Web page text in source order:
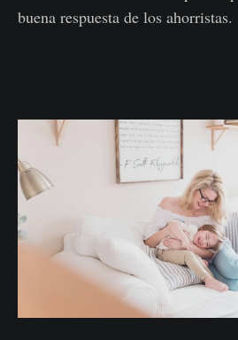
buena respuesta de los ahorristas.